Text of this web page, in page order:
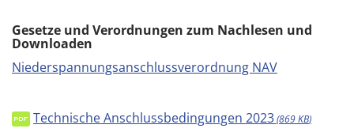
Gesetze und Verordnungen zum Nachlesen und
Downloaden
Niederspannungsanschlussverordnung NAV
Technische Anschlussbedingungen 2023 869 KB